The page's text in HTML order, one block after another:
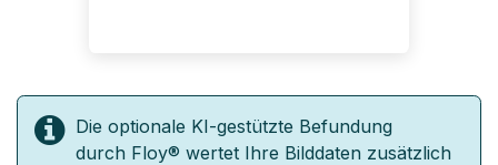
Die optionale KI-gestützte Befundung
durch Floy® wertet Ihre Bilddaten zusätzlich